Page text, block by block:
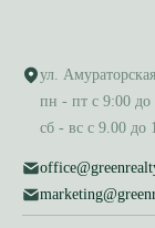
ул.
пн - пт с 9:00 до
сб - вс с 9.00 до